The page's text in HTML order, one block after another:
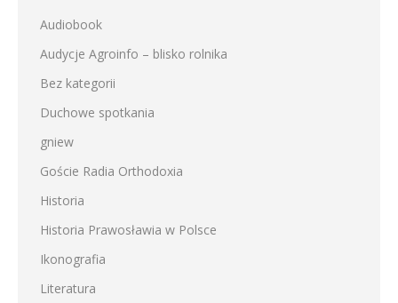
Audiobook
Audycje Agroinfo – blisko rolnika
Bez kategorii
Duchowe spotkania
gniew
Goście Radia Orthodoxia
Historia
Historia Prawosławia w Polsce
Ikonografia
Literatura